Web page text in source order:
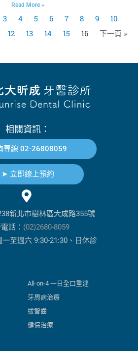
Read More »
3 4 5 6 7 8 9
10
12 13 14 15 16 下一頁 »
相關資訊：
專線 02-26808059
➤ 立即線上預約
新北市樹林區大成路355號
話： (02)2680-8059
一至週六 9:30-21:30、日休診
All-on-4 一日全口重建
牙周病治療
拔智齒
健保治療